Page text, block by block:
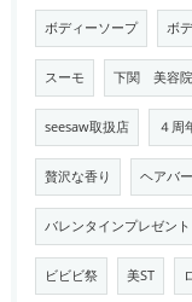
ボディーソープ ボ
スーモ 下関 美容院
seesaw取扱店 ４周
贅沢な香り ヘアバ
バレンタインプレゼント
ビビビ祭 美ST